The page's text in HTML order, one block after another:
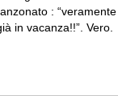
: “veramente
in vacanza!!”. Vero.